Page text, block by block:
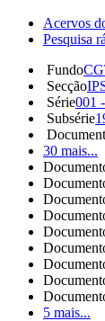
Acervos
Pesquisa
Fundo
Secção
Série001
Subsérie
30 mais...
5 mais...